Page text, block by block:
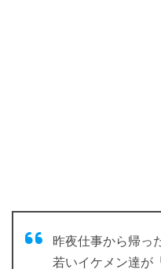
昨夜仕事から帰っ
若いイケメン達が